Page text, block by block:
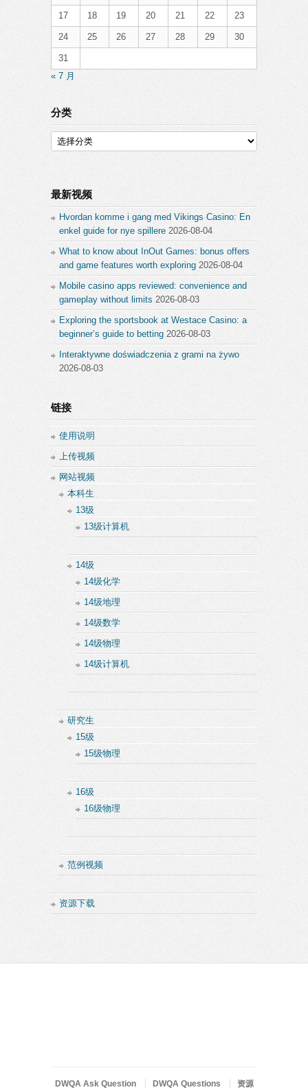
17 18 19 20 21 22 23
24 25 26 27 28 29 30
31
« 7 月
分类
分
类
最新视频
Hvordan komme i gang med Vikings Casino: En
enkel guide for nye spillere 2026-08-04
What to know about InOut Games: bonus offers
and game features worth exploring 2026-08-04
Mobile casino apps reviewed: convenience and
gameplay without limits 2026-08-03
Exploring the sportsbook at Westace Casino: a
beginner’s guide to betting 2026-08-03
Interaktywne doświadczenia z grami na żywo
2026-08-03
链接
使用说明
上传视频
网站视频
本科生
13级
13级计算机
14级
14级化学
14级地理
14级数学
14级物理
14级计算机
研究生
15级
15级物理
16级
16级物理
范例视频
资源下载
DWQA Ask Question DWQA Questions 资源